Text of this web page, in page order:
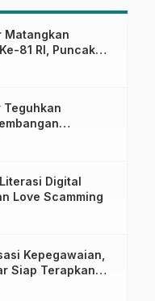
Matangkan
81 RI, Puncak
Ahmad
Teguhkan
melalui
Digital
Love Scamming
Kepegawaian,
Siap Terapkan